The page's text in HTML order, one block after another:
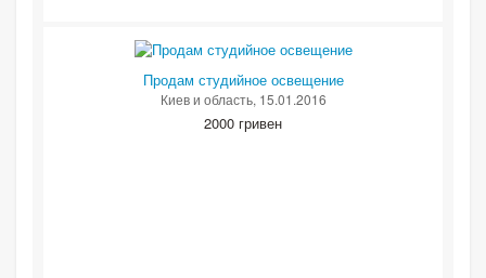
Продам студийное освещение
Киев и область, 15.01.2016
2000 гривен